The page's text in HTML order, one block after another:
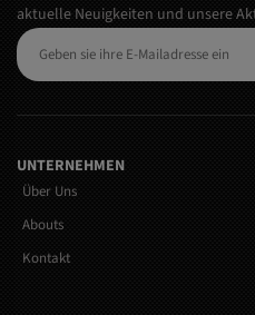
aktuelle Neuigkeiten und unsere
UNTERNEHMEN
Über Uns
Abouts
Kontakt